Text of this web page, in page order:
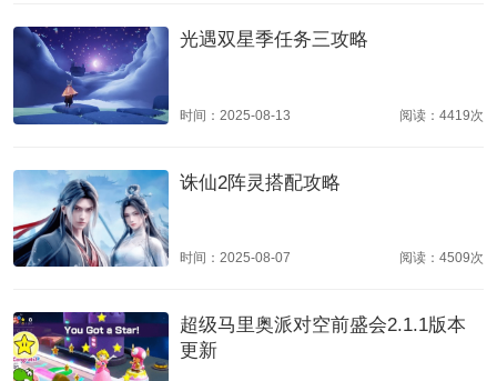
光遇双星季任务三攻略
时间：2025-08-13 阅读：4419次
诛仙2阵灵搭配攻略
时间：2025-08-07 阅读：4509次
超级马里奥派对空前盛会2.1.1版本
更新